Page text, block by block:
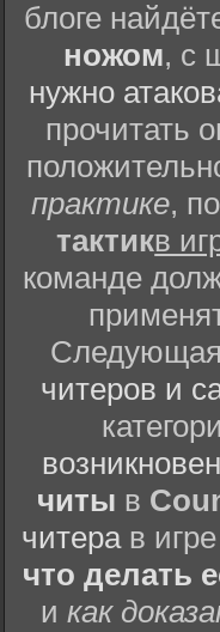
блоге
ножом, с
нужно
прочитать
практике,
тактикв
команде
Следующая
читеров и
читы в
читерав
что делать
икак